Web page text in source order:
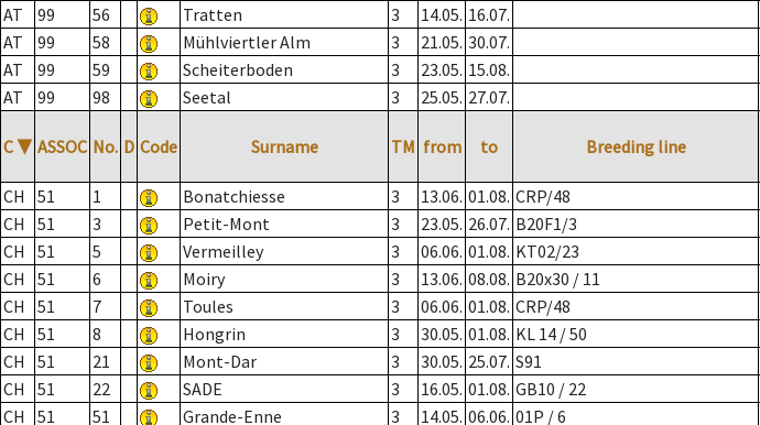
AT
99 56 Tratten 3 14.05. 16.07.
AT
99 58 Mühlviertler Alm 3 21.05. 30.07.
AT
99 59 Scheiterboden 3 23.05. 15.08.
AT
99 98 Seetal 3 25.05. 27.07.
C ▼ ASSOC No. D Code Surname TM from to Breeding line
CH
51 1 Bonatchiesse 3 13.06. 01.08. CRP/48
CH
51 3 Petit-Mont 3 23.05. 26.07. B20F1/3
CH
51 5 Vermeilley 3 06.06. 01.08. KT02/23
CH
51 6 Moiry 3 13.06. 08.08. B20x30 / 11
CH
51 7 Toules 3 06.06. 01.08. CRP/48
CH
51 8 Hongrin 3 30.05. 01.08. KL 14 / 50
CH
51 21 Mont-Dar 3 30.05. 25.07. S91
CH
51 22 SADE 3 16.05. 01.08. GB10 / 22
CH
51 51 Grande-Enne 3 14.05. 06.06. 01P / 6